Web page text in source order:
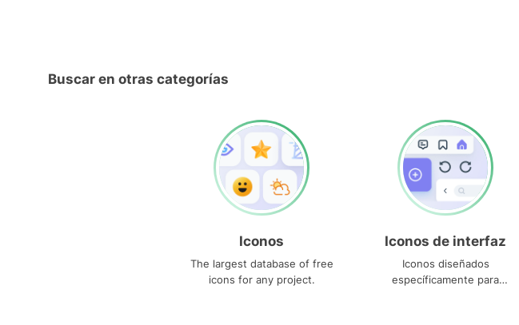
Buscar en otras categorías
Iconos
The largest database of free
icons for any project.
Iconos de interfaz
Iconos diseñados
específicamente para